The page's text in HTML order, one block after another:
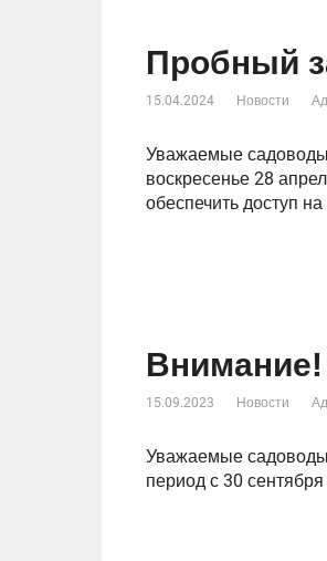
Пробный
15.04.2024 Новости
Уважаемые
воскресенье 28
обеспечить доступ
15.09.2023 Новости
Уважаемые
период с 30